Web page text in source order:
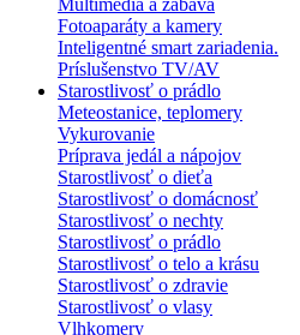
Multimédiá a zábava
Fotoaparáty a kamery
Inteligentné smart zariadenia.
Príslušenstvo TV/AV
Starostlivosť o prádlo
Meteostanice, teplomery
Vykurovanie
Príprava jedál a nápojov
Starostlivosť o dieťa
Starostlivosť o domácnosť
Starostlivosť o nechty
Starostlivosť o prádlo
Starostlivosť o telo a krásu
Starostlivosť o zdravie
Starostlivosť o vlasy
Vlhkomery